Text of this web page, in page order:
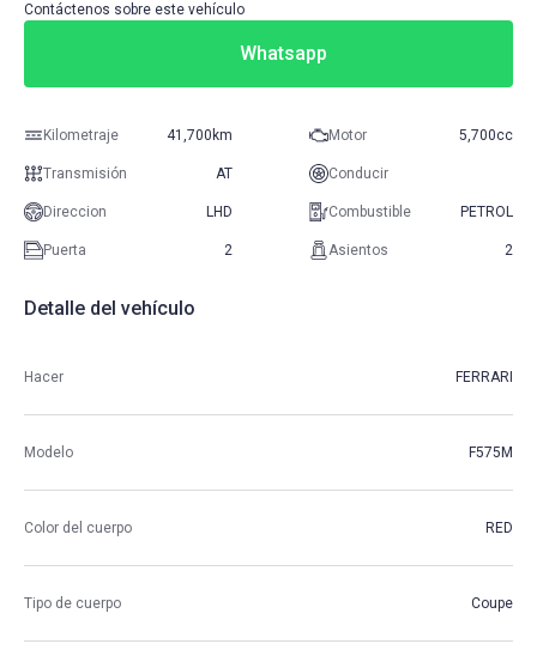
Contáctenos sobre este vehículo
Whatsapp
Kilometraje 41,700km Motor 5,700cc
Transmisión AT Conducir
Direccion LHD Combustible PETROL
Puerta 2 Asientos 2
Detalle del vehículo
Hacer FERRARI
Modelo F575M
Color del cuerpo RED
Tipo de cuerpo Coupe